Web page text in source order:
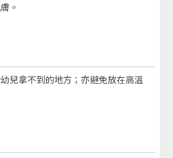
。
兒拿不到的地方；亦避免放在高溫